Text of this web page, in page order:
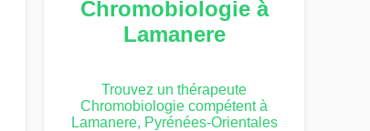
Chromobiologie à
Lamanere
Trouvez un thérapeute
Chromobiologie compétent à
Lamanere, Pyrénées-Orientales